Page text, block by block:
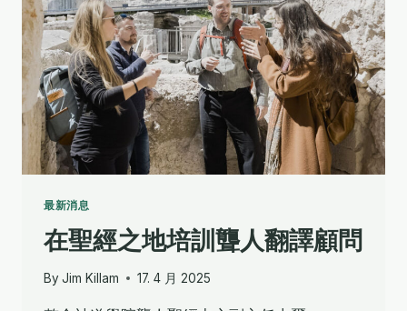
最新消息
在聖經之地培訓聾人翻譯顧問
By Jim Killam 17. 4 月 2025